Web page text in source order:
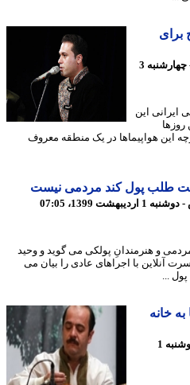
77 ماه پیش - چهارشنبه 3
این
هواپیماها در یک منطقه معروف
پول کند مردمی نیست
و هنرمندانِ پولکی می گوید و وحید
با اجراهای عادی را بیان می
77 ماه پیش - دوشنبه 1